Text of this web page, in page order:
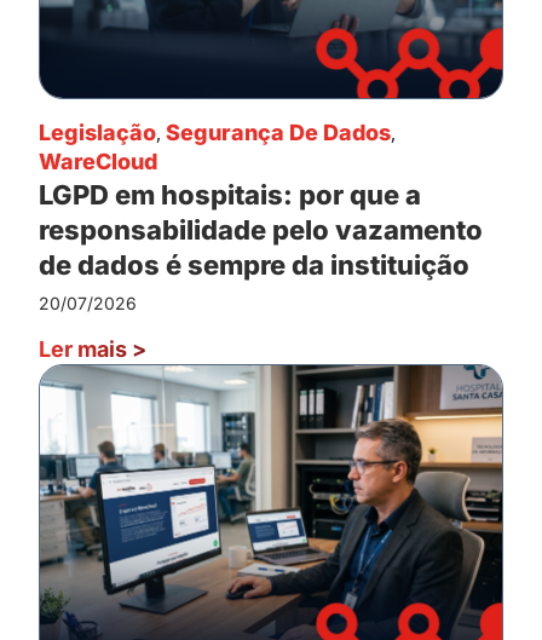
Legislação, Segurança De Dados,
WareCloud
LGPD em hospitais: por que a
responsabilidade pelo vazamento
de dados é sempre da instituição
20/07/2026
Ler mais >